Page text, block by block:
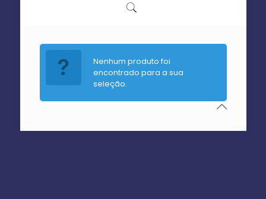
Nenhum produto foi
encontrado para a sua
seleção.